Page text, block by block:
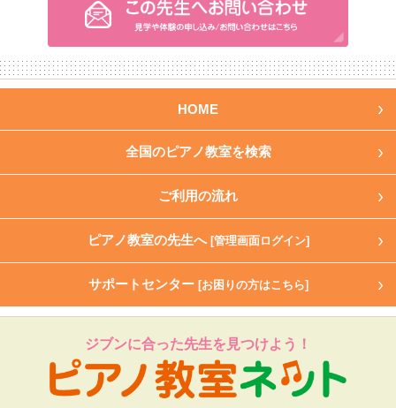
HOME
全国のピアノ教室を検索
ご利用の流れ
ピアノ教室の先生へ [管理画面ログイン]
サポートセンター [お困りの方はこちら]
ジブンに合った先生を見つけよう！